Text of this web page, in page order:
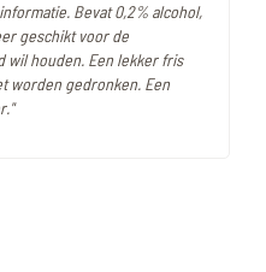
Bevat 0,2% alcohol,
geschikt voor de
houden. Een lekker fris
worden gedronken. Een